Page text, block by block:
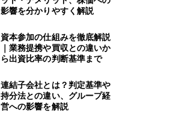
影響を分かりやすく解説
資本参加の仕組みを徹底解説
｜業務提携や買収との違いか
ら出資比率の判断基準まで
連結子会社とは？判定基準や
持分法との違い、グループ経
営への影響を解説